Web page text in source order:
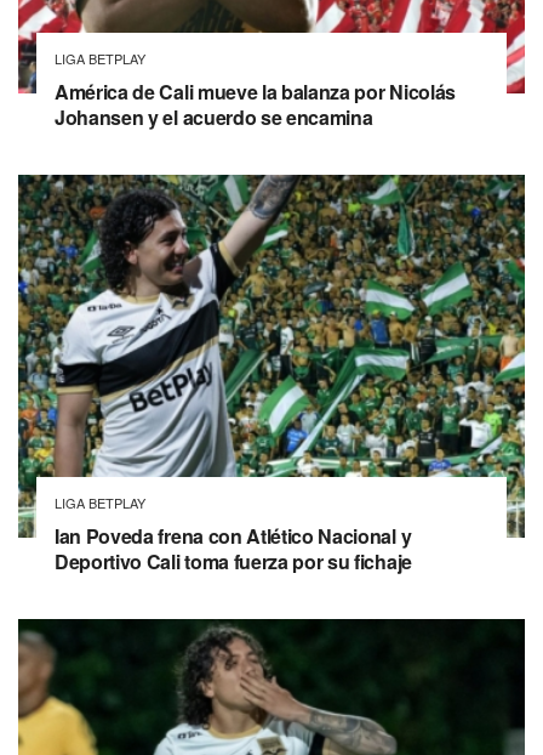
LIGA BETPLAY
América de Cali mueve la balanza por Nicolás
Johansen y el acuerdo se encamina
LIGA BETPLAY
Ian Poveda frena con Atlético Nacional y
Deportivo Cali toma fuerza por su fichaje